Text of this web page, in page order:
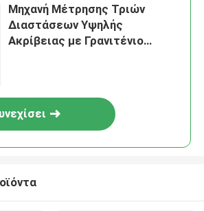
Μηχανή Μέτρησης Τριών
Διαστάσεων Υψηλής
Ακρίβειας με Γρανιτένιο